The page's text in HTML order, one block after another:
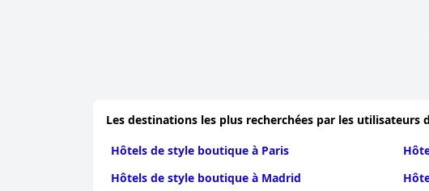
Les destinations les plus recherchées par les utilisateurs
Hôtels de style boutique à Paris
Hôtels de style boutique à Madrid